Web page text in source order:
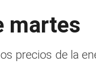
martes
precios de la